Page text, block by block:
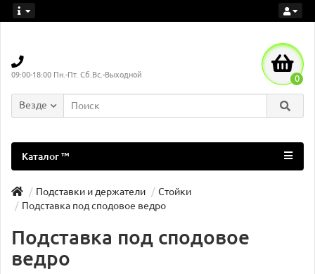
09:00-18:00 Пн.-Пт. Сб.Вс.-Выходной 0
Везде
Каталог ™
Подставки и держатели
Стойки
Подставка под сподовое ведро
Подставка под сподовое
ведро